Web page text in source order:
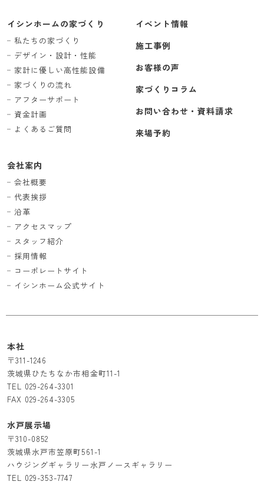
イシンホームの家づくり
私たちの家づくり
デザイン・設計・性能
家計に優しい高性能設備
家づくりの流れ
アフターサポート
資金計画
よくあるご質問
イベント情報
施工事例
お客様の声
家づくりコラム
お問い合わせ・資料請求
来場予約
会社案内
会社概要
代表挨拶
沿革
アクセスマップ
スタッフ紹介
採用情報
コーポレートサイト
イシンホーム公式サイト
本社
〒311-1246
茨城県ひたちなか市相金町11-1
TEL 029-264-3301
FAX 029-264-3305
水戸展示場
〒310-0852
茨城県水戸市笠原町561-1
ハウジングギャラリー水戸ノースギャラリー
TEL 029-353-7747